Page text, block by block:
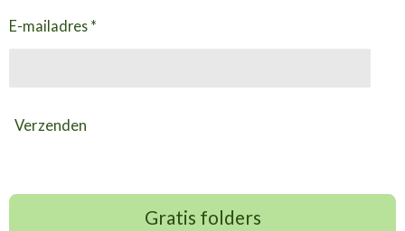
E-mailadres *
Verzenden
Gratis folders